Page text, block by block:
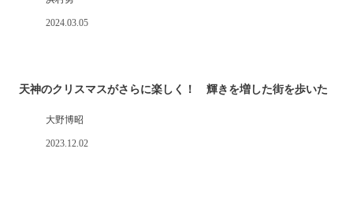
2024.03.05
天神のクリスマスがさらに楽しく！ 輝きを増した街を歩いた
大野博昭
2023.12.02